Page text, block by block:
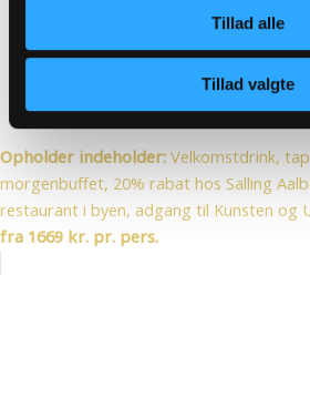
Tillad alle
Tillad valgte
2 nætter
Opholder indeholder: Velkomstdrink,
morgenbuffet, 20% rabat hos Salling
restaurant i byen, adgang til Kunsten og
fra 1669 kr. pr. pers.